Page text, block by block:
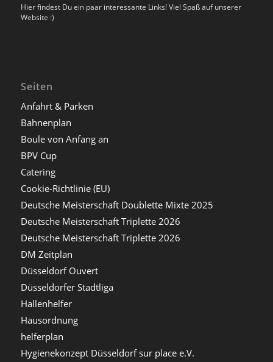
Hier findest Du ein paar interessante Links! Viel Spaß auf unserer
Website :)
Seiten
Anfahrt & Parken
Bahnenplan
Boule von Anfang an
BPV Cup
Catering
Cookie-Richtlinie (EU)
Deutsche Meisterschaft Doublette Mixte 2025
Deutsche Meisterschaft Triplette 2026
Deutsche Meisterschaft Triplette 2026
DM Zeitplan
Düsseldorf Ouvert
Düsseldorfer Stadtliga
Hallenhelfer
Hausordnung
helferplan
Hygienekonzept Düsseldorf sur place e.V.